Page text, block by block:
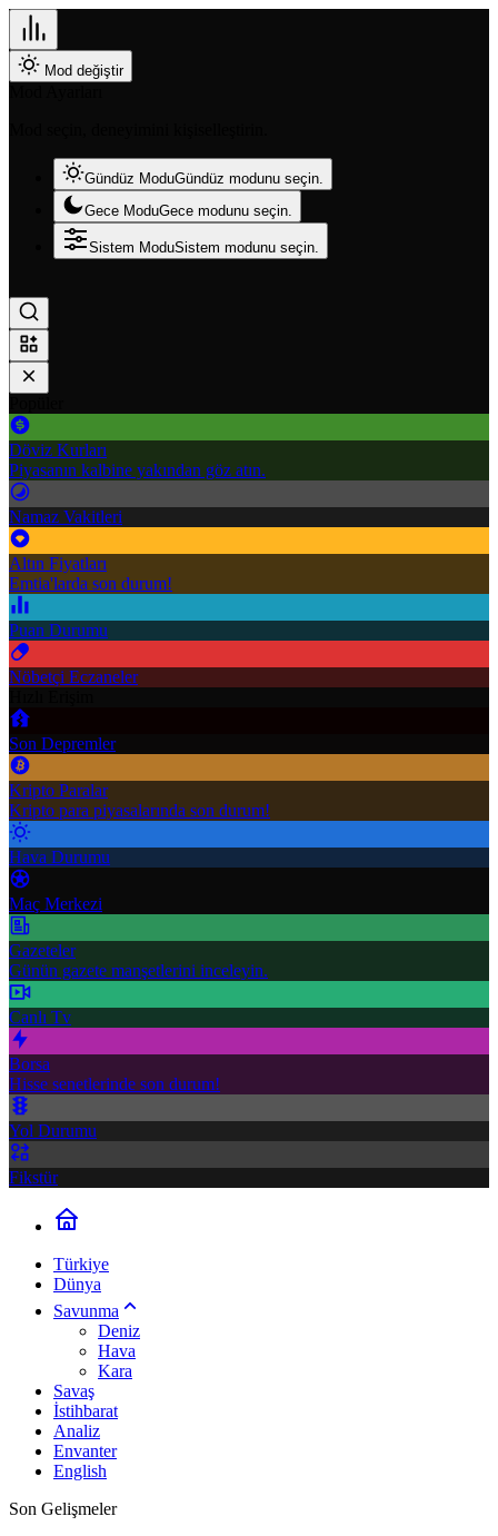
Mod değiştir
Gündüz ModuGündüz modunu seçin.
Gece ModuGece modunu seçin.
Sistem ModuSistem modunu seçin.
Döviz Kurları
Piyasanın kalbine yakından göz atın.
Namaz Vakitleri
Altın Fiyatları
Emtia'larda son durum!
Puan Durumu
Nöbetçi Eczaneler
Son Depremler
Kripto Paralar
Kripto para piyasalarında son durum!
Hava Durumu
Maç Merkezi
Gazeteler
Günün gazete manşetlerini inceleyin.
Canlı Tv
Borsa
Hisse senetlerinde son durum!
Yol Durumu
Fikstür
Türkiye
Dünya
Savunma
Deniz
Hava
Kara
Savaş
İstihbarat
Analiz
Envanter
English
Son Gelişmeler